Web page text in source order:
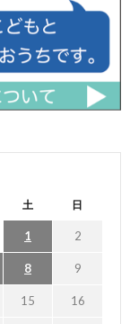
土 日
1 2
8 9
15 16